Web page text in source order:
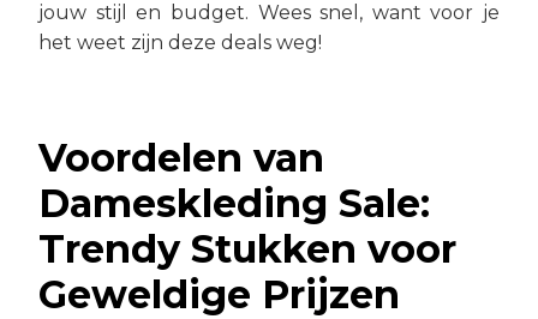
jouw stijl en budget. Wees snel, want voor je
het weet zijn deze deals weg!
Voordelen van
Dameskleding Sale:
Trendy Stukken voor
Geweldige Prijzen